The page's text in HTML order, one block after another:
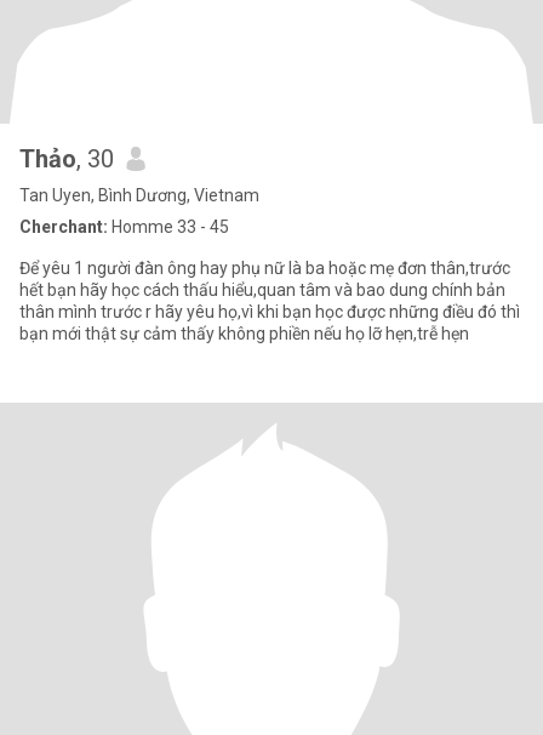
Thảo, 30
Tan Uyen, Bình Dương, Vietnam
Cherchant: Homme 33 - 45
Để yêu 1 người đàn ông hay phụ nữ là ba hoặc mẹ đơn thân,trước
hết bạn hãy học cách thấu hiểu,quan tâm và bao dung chính bản
thân mình trước r hãy yêu họ,vì khi bạn học được những điều đó thì
bạn mới thật sự cảm thấy không phiền nếu họ lỡ hẹn,trễ hẹn